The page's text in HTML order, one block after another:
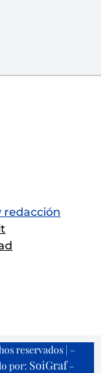
redacción
reservados | –
por: SoiGraf–